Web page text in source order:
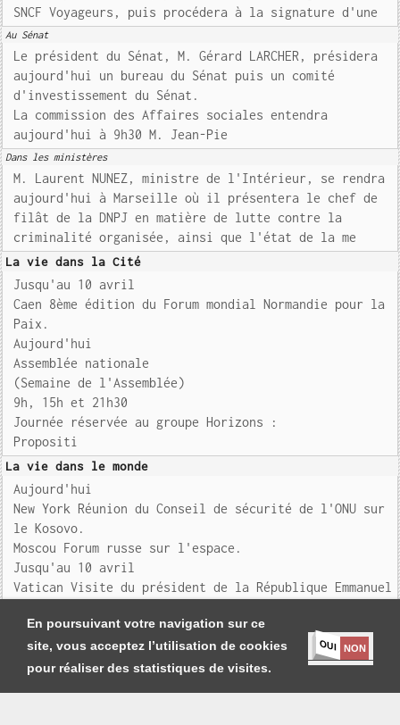
En poursuivant votre navigation sur ce
site, vous acceptez l’utilisation de cookies
pour réaliser des statistiques de visites.
OUI NON
SNCF Voyageurs, puis procédera à la signature d'une
Au Sénat
Le président du Sénat, M. Gérard LARCHER, présidera
aujourd'hui un bureau du Sénat puis un comité
d'investissement du Sénat.
La commission des Affaires sociales entendra
aujourd'hui à 9h30 M. Jean-Pie
Dans les ministères
M. Laurent NUNEZ, ministre de l'Intérieur, se rendra
aujourd'hui à Marseille où il présentera le chef de
filât de la DNPJ en matière de lutte contre la
criminalité organisée, ainsi que l'état de la me
La vie dans la Cité
Jusqu'au 10 avril
Caen 8ème édition du Forum mondial Normandie pour la
Paix.
Aujourd'hui
Assemblée nationale
(Semaine de l'Assemblée)
9h, 15h et 21h30
Journée réservée au groupe Horizons :
Propositi
La vie dans le monde
Aujourd'hui
New York Réunion du Conseil de sécurité de l'ONU sur
le Kosovo.
Moscou Forum russe sur l'espace.
Jusqu'au 10 avril
Vatican Visite du président de la République Emmanuel